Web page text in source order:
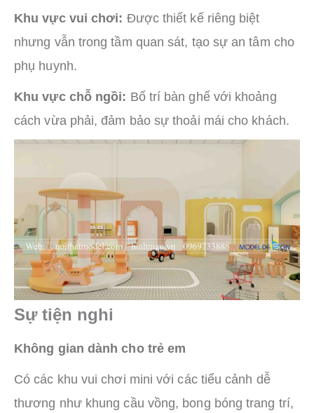
Khu vực vui chơi: Được thiết kế riêng biệt
nhưng vẫn trong tầm quan sát, tạo sự an tâm cho
phụ huynh.
Khu vực chỗ ngồi: Bố trí bàn ghế với khoảng
cách vừa phải, đảm bảo sự thoải mái cho khách.
Sự tiện nghi
Không gian dành cho trẻ em
Có các khu vui chơi mini với các tiểu cảnh dễ
thương như khung cầu vồng, bong bóng trang trí,